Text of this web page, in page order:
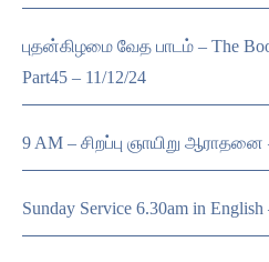
புதன்கிழமை வேத பாடம் – The
Part45 – 11/12/24
9 AM – சிறப்பு ஞாயிறு ஆராதனை
Sunday Service 6.30am in English